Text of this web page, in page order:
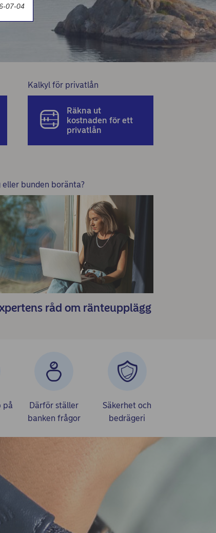
Kalkyl för privatlån
Räkna ut
kostnaden för ett
privatlån
eller bunden boränta?
råd om ränteupplägg
på
Därför ställer
banken frågor
Säkerhet och
bedrägeri
07-04